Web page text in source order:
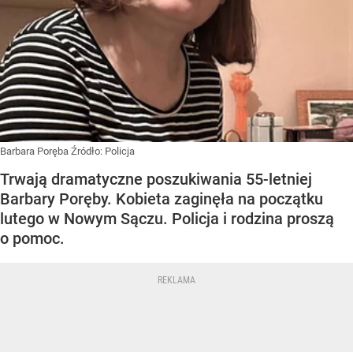
Barbara Poręba Źródło: Policja
Trwają dramatyczne poszukiwania 55-letniej
Barbary Poręby. Kobieta zaginęła na początku
lutego w Nowym Sączu. Policja i rodzina proszą
o pomoc.